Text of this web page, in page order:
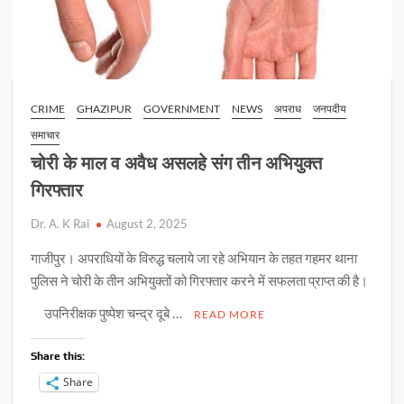
निस्तारण
CRIME GHAZIPUR GOVERNMENT NEWS अपराध
जनपदीय
समाचार
चोरी के माल व अवैध असलहे संग तीन अभियुक्त
गिरफ्तार
Dr. A. K Rai August 2, 2025
गाजीपुर। अपराधियों के विरुद्ध चलाये जा रहे अभियान के तहत गहमर थाना
पुलिस ने चोरी के तीन अभियुक्तों को गिरफ्तार करने में सफलता प्राप्त की है।
उपनिरीक्षक पुष्पेश चन्द्र दूबे …
READ MORE
Share this:
Share